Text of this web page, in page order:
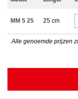
MM 5 25 25 cm
Alle genoemde prijzen